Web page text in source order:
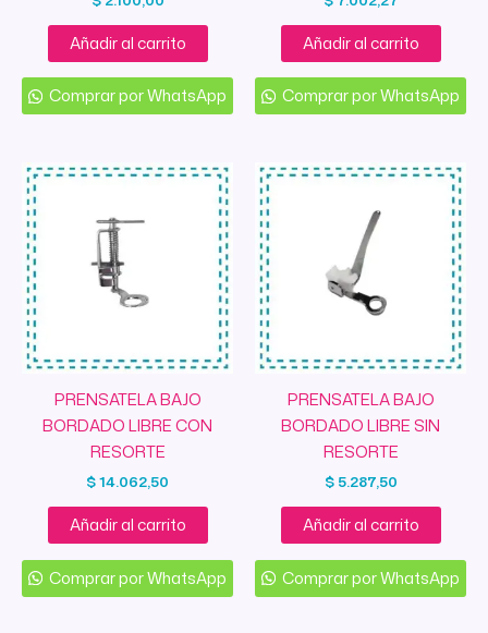
Añadir al carrito
Comprar por WhatsApp
Añadir al carrito
Comprar por WhatsApp
PRENSATELA BAJO
BORDADO LIBRE CON
RESORTE
$14.062,50
Añadir al carrito
Comprar por WhatsApp
PRENSATELA BAJO
BORDADO LIBRE SIN
RESORTE
$5.287,50
Añadir al carrito
Comprar por WhatsApp